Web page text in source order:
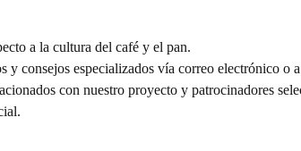
a la cultura del café y el pan.
consejos especializados vía correo electrónico o
con nuestro proyecto y patrocinadores